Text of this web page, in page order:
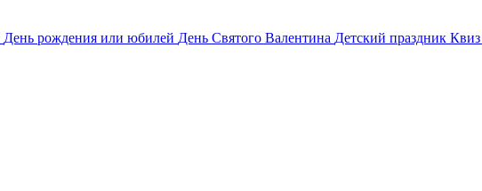
День рождения или юбилей День Святого Валентина Детский праздник Квиз